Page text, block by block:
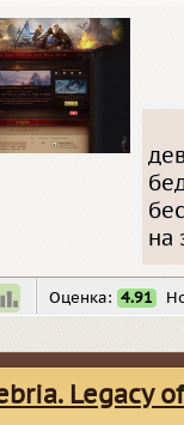
на
Оценка: 4.91
Legacy